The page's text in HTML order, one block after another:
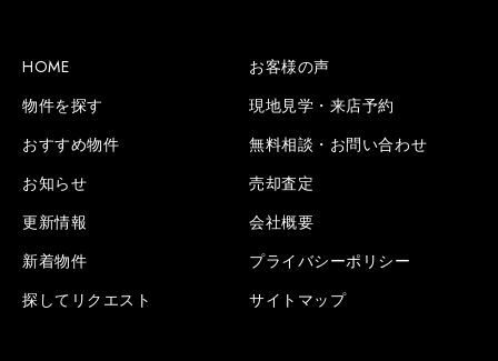
HOME
物件を探す
おすすめ物件
お知らせ
更新情報
新着物件
探してリクエスト
お客様の声
現地見学・来店予約
無料相談・お問い合わせ
売却査定
会社概要
プライバシーポリシー
サイトマップ